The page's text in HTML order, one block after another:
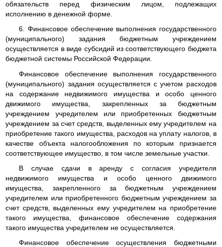
обязательств перед физическим лицом, подлежащих
исполнению в денежной форме.
6. Финансовое обеспечение выполнения государственного
(муниципального) задания бюджетным учреждением
осуществляется в виде субсидий из соответствующего бюджета
бюджетной системы Российской Федерации.
Финансовое обеспечение выполнения государственного
(муниципального) задания осуществляется с учетом расходов
на содержание недвижимого имущества и особо ценного
движимого имущества, закрепленных за бюджетным
учреждением учредителем или приобретенных бюджетным
учреждением за счет средств, выделенных ему учредителем на
приобретение такого имущества, расходов на уплату налогов, в
качестве объекта налогообложения по которым признается
соответствующее имущество, в том числе земельные участки.
В случае сдачи в аренду с согласия учредителя
недвижимого имущества и особо ценного движимого
имущества, закрепленного за бюджетным учреждением
учредителем или приобретенного бюджетным учреждением за
счет средств, выделенных ему учредителем на приобретение
такого имущества, финансовое обеспечение содержания
такого имущества учредителем не осуществляется.
Финансовое обеспечение осуществления бюджетными